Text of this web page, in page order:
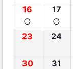
16
○
17
○
23 24
30 31